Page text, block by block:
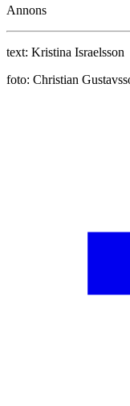
Annons
text: Kristina Israelsson
foto: Christian